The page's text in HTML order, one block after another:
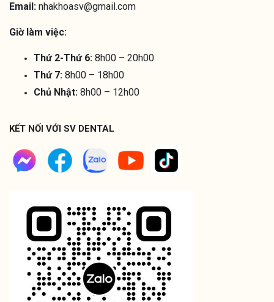
KẾT NỐI VỚI SV DENTAL
Email: nhakhoasv@gmail.com
Giờ làm việc:
Thứ 2-Thứ 6: 8h00 – 20h00
Thứ 7: 8h00 – 18h00
Chủ Nhật: 8h00 – 12h00